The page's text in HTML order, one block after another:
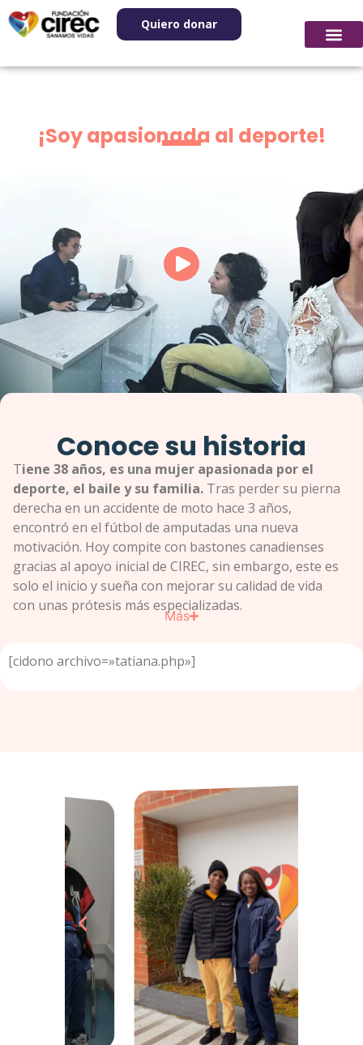
Quiero donar
¡Soy apasionada al deporte!
Conoce su historia
Tiene 38 años, es una mujer apasionada por el
deporte, el baile y su familia. Tras perder su pierna
derecha en un accidente de moto hace 3 años,
encontró en el fútbol de amputadas una nueva
motivación. Hoy compite con bastones canadienses
gracias al apoyo inicial de CIREC, sin embargo, este es
solo el inicio y sueña con mejorar su calidad de vida
con unas prótesis más especializadas.
Más
[cidono archivo=»tatiana.php»]